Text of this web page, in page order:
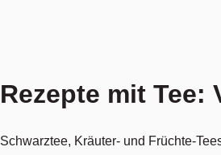
Rezepte mit
Schwarztee, Kräuter- und Früchte-